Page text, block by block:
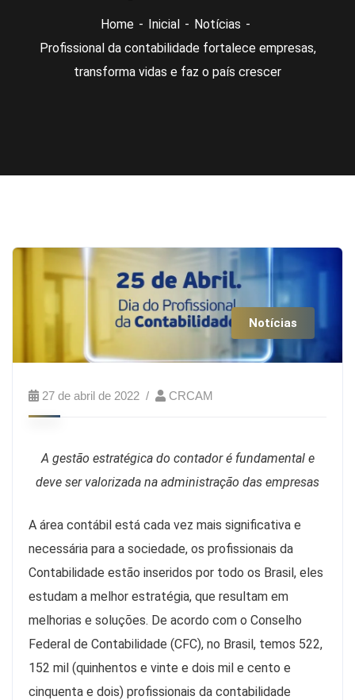
Home Inicial
Notícias
Profissional da contabilidade fortalece empresas,
transforma vidas e faz o país crescer
Notícias
27 de abril de 2022 CRCAM
A gestão estratégica do contador é fundamental e
deve ser valorizada na administração das empresas
A área contábil está cada vez mais significativa e
necessária para a sociedade, os profissionais da
Contabilidade estão inseridos por todo os Brasil, eles
estudam a melhor estratégia, que resultam em
melhorias e soluções. De acordo com o Conselho
Federal de Contabilidade (CFC), no Brasil, temos 522,
152 mil (quinhentos e vinte e dois mil e cento e
cinquenta e dois) profissionais da contabilidade